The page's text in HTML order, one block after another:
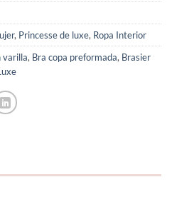
, Princesse de luxe, Ropa Interior
varilla, Bra copa preformada, Brasier